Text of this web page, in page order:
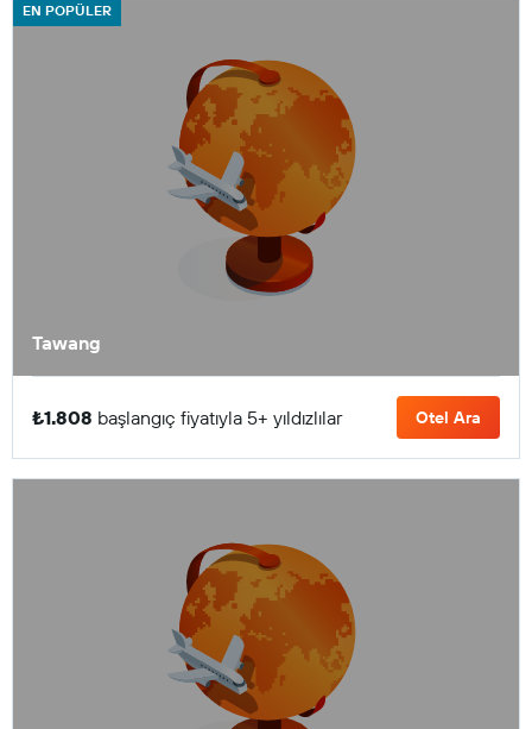
EN POPÜLER
Tawang
₺1.808 başlangıç fiyatıyla 5+ yıldızlılar Otel Ara